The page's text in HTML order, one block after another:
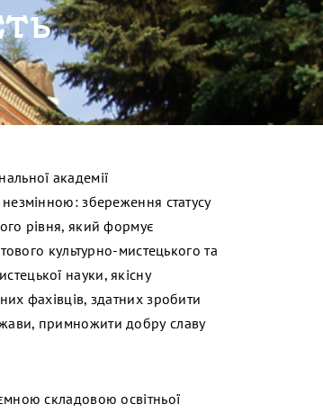
академії
збереження статусу
рівня, який формує
культурно-мистецького та
науки, якісну
фахівців, здатних зробити
примножити добру славу
складовою освітньої